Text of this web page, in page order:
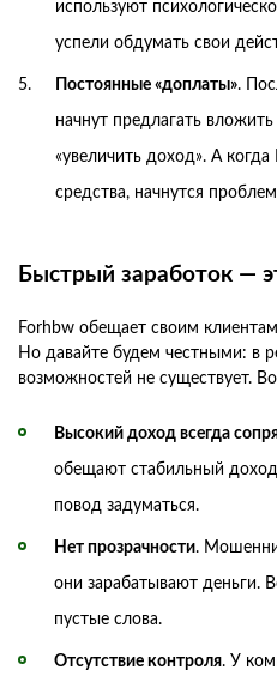
используют
успели обдумать свои
Постоянные «доплаты».
начнут предлагать
«увеличить доход». А
средства, начнутся
Быстрый заработок —
Forhbw обещает своим
Но давайте будем честными: в
возможностей не существует.
Высокий доход всегда
обещают стабильный
повод задуматься.
Нет прозрачности.
они зарабатывают деньги.
пустые слова.
Отсутствие контроля. У